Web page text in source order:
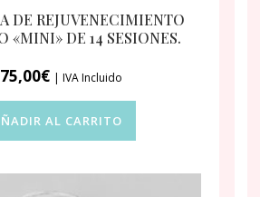
DE REJUVENECIMIENTO
«MINI» DE 14 SESIONES.
€ | IVA Incluido
AL CARRITO